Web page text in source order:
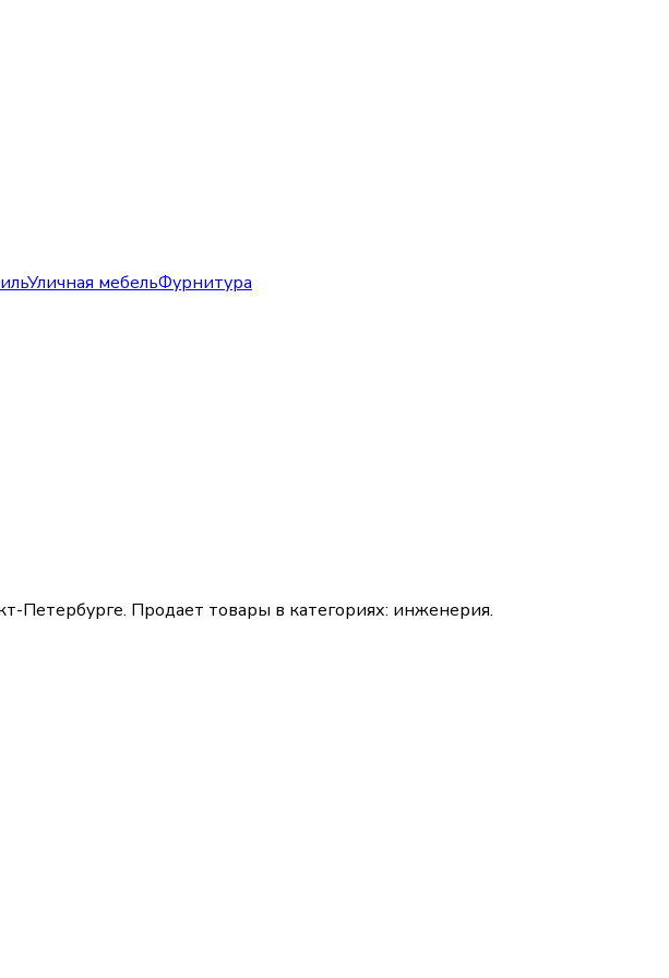
Уличная мебельФурнитура
Петербурге. Продает товары в категориях: инженерия.